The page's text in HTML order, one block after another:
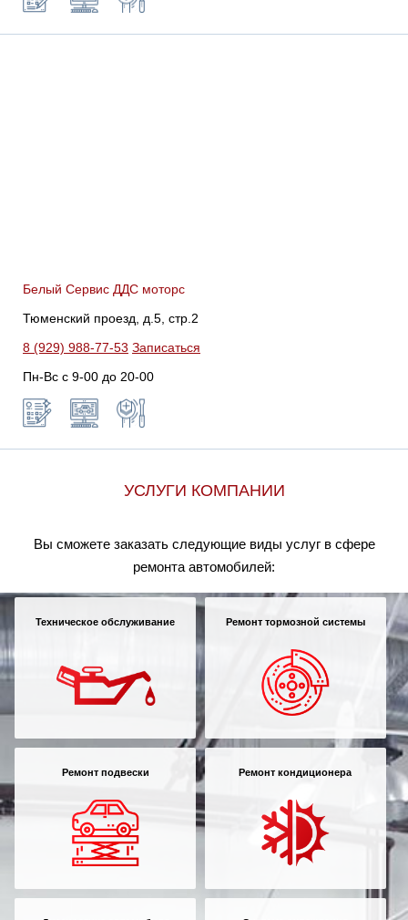
Белый Сервис ДДС моторс
Тюменский проезд, д.5, стр.2
8 (929) 988-77-53 Записаться
Пн-Вс c 9-00 до 20-00
УСЛУГИ КОМПАНИИ
Вы сможете заказать следующие виды услуг в сфере
ремонта автомобилей:
Техническое обслуживание Ремонт тормозной системы
Ремонт подвески Ремонт кондиционера